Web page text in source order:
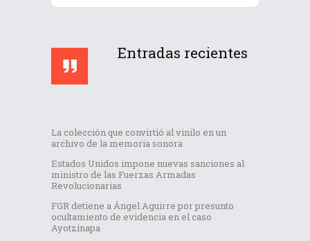
Entradas recientes
La colección que convirtió al vinilo en un
archivo de la memoria sonora
Estados Unidos impone nuevas sanciones al
ministro de las Fuerzas Armadas
Revolucionarias
FGR detiene a Ángel Aguirre por presunto
ocultamiento de evidencia en el caso
Ayotzinapa